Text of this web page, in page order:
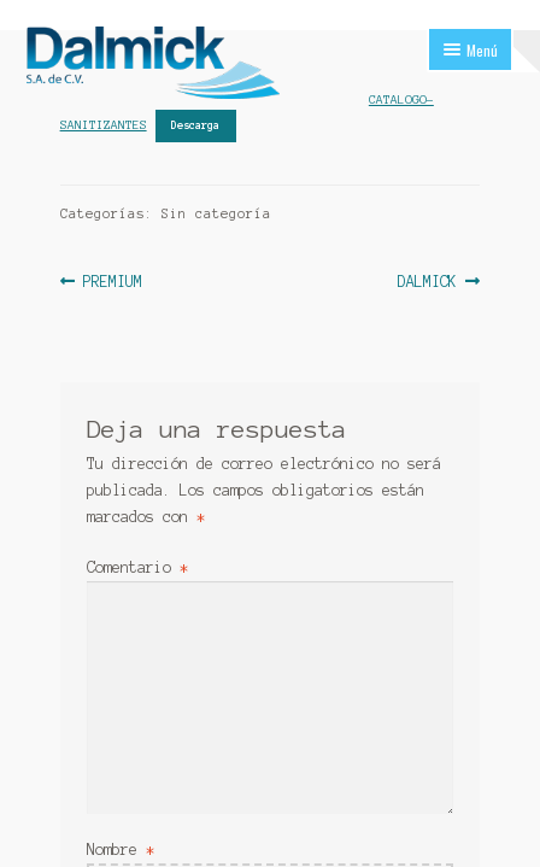
Ir
navegación
Ir
al
Menú
Inicio
SANITIZANTES
COMERCIAL
JARCERIA
FIBRAS
CATALOGO-
SANITIZANTES
Descarga
Categorías: Sin categoría
Navegación
Anterior:
PREMIUM Siguiente:
DALMICK
Deja una respuesta
Tu dirección de correo electrónico no será
publicada.
Los campos obligatorios están
marcados con *
Comentario *
Nombre *